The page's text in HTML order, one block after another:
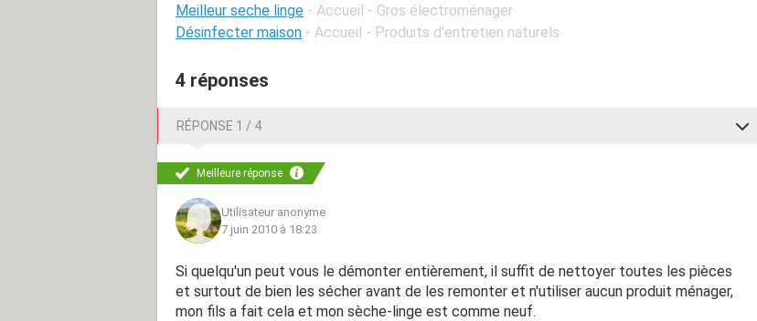
Meilleur seche linge - Accueil - Gros électroménager
Désinfecter maison - Accueil - Produits d'entretien naturels
4 réponses
RÉPONSE 1 / 4
Meilleure réponse
Utilisateur anonyme
7 juin 2010 à 18:23
Si quelqu'un peut vous le démonter entièrement, il suffit de nettoyer toutes les pièces
et surtout de bien les sécher avant de les remonter et n'utiliser aucun produit ménager,
mon fils a fait cela et mon sèche-linge est comme neuf.